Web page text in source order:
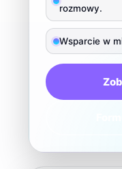
rozmowy.
Wsparcie w